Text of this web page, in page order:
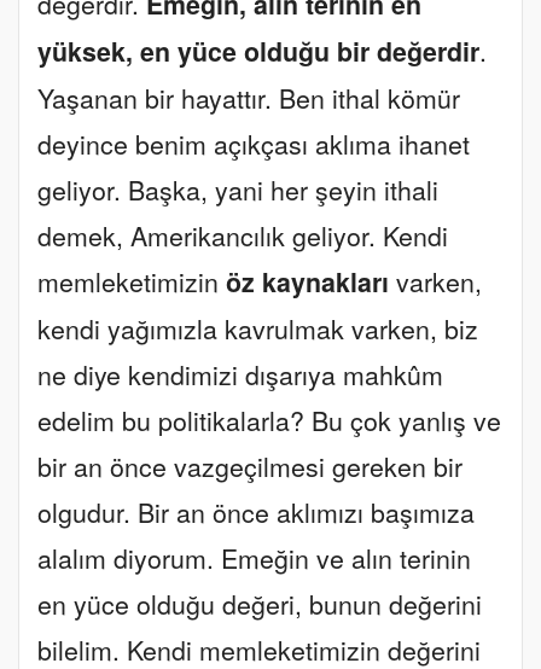
yüksek, en yüce olduğu bir değerdir.
Yaşanan bir hayattır. Ben ithal kömür
deyince benim açıkçası aklıma ihanet
geliyor. Başka, yani her şeyin ithali
demek, Amerikancılık geliyor. Kendi
memleketimizin öz kaynakları varken,
kendi yağımızla kavrulmak varken, biz
ne diye kendimizi dışarıya mahkûm
edelim bu politikalarla? Bu çok yanlış ve
bir an önce vazgeçilmesi gereken bir
olgudur. Bir an önce aklımızı başımıza
alalım diyorum. Emeğin ve alın terinin
en yüce olduğu değeri, bunun değerini
bilelim. Kendi memleketimizin değerini